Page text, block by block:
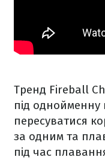
Тренд Fireball
під однойменну
пересуватися
за одним та
під час